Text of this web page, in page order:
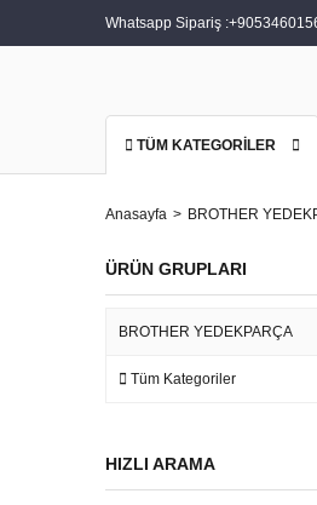
Whatsapp Sipariş :
TÜM KATEGORİLER
Anasayfa BROTHER
ÜRÜN GRUPLARI
BROTHER YEDEKPARÇA
Tüm Kategoriler
HIZLI ARAMA